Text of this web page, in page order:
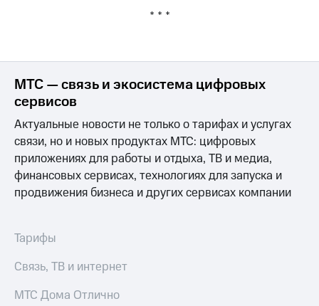
* * *
МТС — связь и экосистема цифровых
сервисов
Актуальные новости не только о тарифах и услугах
связи, но и новых продуктах МТС: цифровых
приложениях для работы и отдыха, ТВ и медиа,
финансовых сервисах, технологиях для запуска и
продвижения бизнеса и других сервисах компании
Тарифы
Связь, ТВ и интернет
МТС Дома Отлично